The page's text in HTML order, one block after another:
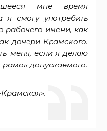
мне время
я смогу употребить
рабочего имени, как
дочери Крамского.
меня, если я делаю
рамок допускаемого.